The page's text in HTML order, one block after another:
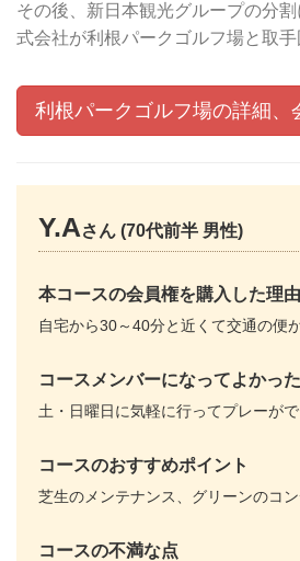
その後、新日本観光グループの分
式会社が利根パークゴルフ場と取
利根パークゴルフ場の詳細、
Y.Aさん (70代前半 男性)
本コースの会員権を購入した理由
自宅から30～40分と近くて交通の便が
コースメンバーになってよかっ
土・日曜日に気軽に行ってプレーがで
コースのおすすめポイント
芝生のメンテナンス、グリーンのコン
コースの不満な点